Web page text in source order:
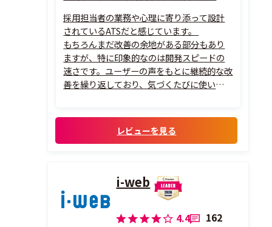
採用担当者の業務や心理に寄り添って設計
されているATSだと感じています。
もちろんまだ改善の余地がある部分もあり
ますが、特に印象的なのは開発スピードの
速さです。ユーザーの声をもとに継続的な改
善を繰り返しており、気づくたびに使いやす
ているサービス」という感覚があり、使いな
がら応援したくなるATSです。
レビューを見る
i-web
4.4 162